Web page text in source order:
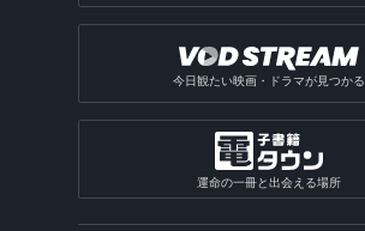
今日観たい映画・ドラマが見つかる
運命の一冊と出会える場所